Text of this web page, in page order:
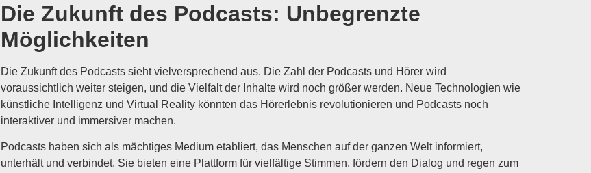
Die Zukunft des Podcasts: Unbegrenzte
Möglichkeiten
Die Zukunft des Podcasts sieht vielversprechend aus. Die Zahl der Podcasts und Hörer wird
voraussichtlich weiter steigen, und die Vielfalt der Inhalte wird noch größer werden. Neue Technologien wie
künstliche Intelligenz und Virtual Reality könnten das Hörerlebnis revolutionieren und Podcasts noch
interaktiver und immersiver machen.
Podcasts haben sich als mächtiges Medium etabliert, das Menschen auf der ganzen Welt informiert,
unterhält und verbindet. Sie bieten eine Plattform für vielfältige Stimmen, fördern den Dialog und regen zum